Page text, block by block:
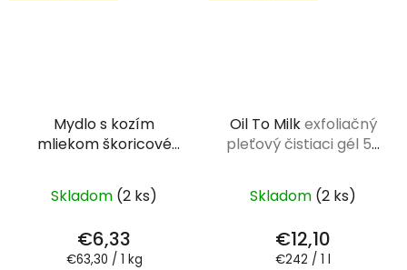
Mydlo s kozím
mliekom škoricové
Skladom (2 ks)
€6,33
Jednotková
€63,30 / 1 kg
Oil To Milkexfoliačný
pleťový čistiaci gél 50
Skladom (2 ks)
€12,10
Jednotková
€242 / 1 l